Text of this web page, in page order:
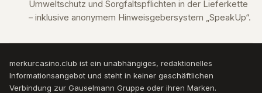
Umweltschutz und Sorgfaltspflichten in der Lieferkette
– inklusive anonymem Hinweisgebersystem „SpeakUp“.
merkurcasino.club ist ein unabhängiges, redaktionelles
Informationsangebot und steht in keiner geschäftlichen
Verbindung zur Gauselmann Gruppe oder ihren Marken.